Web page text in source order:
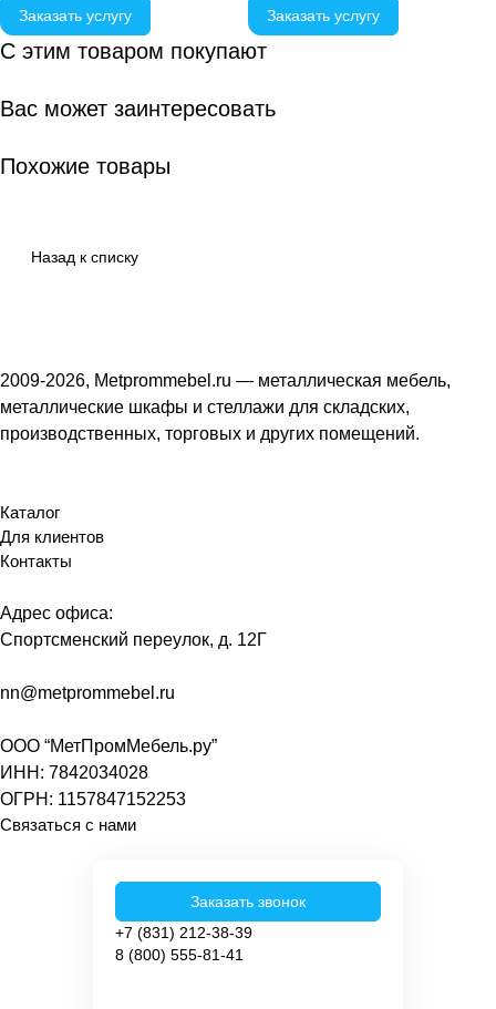
Заказать услугу Заказать услугу
С этим товаром покупают
Вас может заинтересовать
Похожие товары
Назад к списку
2009-2026, Metprommebel.ru — металлическая мебель,
металлические шкафы и стеллажи для складских,
производственных, торговых и других помещений.
Каталог
Для клиентов
Контакты
Адрес офиса:
Спортсменский переулок, д. 12Г
nn@metprommebel.ru
ООО “МетПромМебель.ру”
ИНН: 7842034028
ОГРН: 1157847152253
Связаться с нами
8 (800) 555-81-41
+7 (831) 212-38-39
Заказать звонок